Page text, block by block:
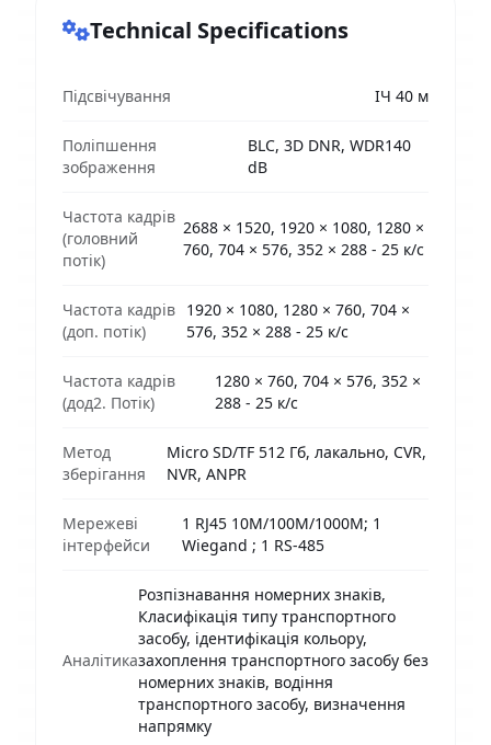
Technical Specifications
Підсвічування ІЧ 40 м
Поліпшення
зображення
BLC, 3D DNR, WDR140
dB
Частота кадрів
(головний
потік)
2688 × 1520, 1920 × 1080, 1280 ×
760, 704 × 576, 352 × 288 - 25 к/с
Частота кадрів
(доп. потік)
1920 × 1080, 1280 × 760, 704 ×
576, 352 × 288 - 25 к/с
Частота кадрів
(дод2. Потік)
1280 × 760, 704 × 576, 352 ×
288 - 25 к/с
Метод
зберігання
Micro SD/TF 512 Гб, лакально, CVR,
NVR, ANPR
Мережеві
інтерфейси
1 RJ45 10M/100M/1000M; 1
Wiegand ; 1 RS-485
Аналітика
Розпізнавання номерних знаків,
Класифікація типу транспортного
засобу, ідентифікація кольору,
захоплення транспортного засобу без
номерних знаків, водіння
транспортного засобу, визначення
напрямку